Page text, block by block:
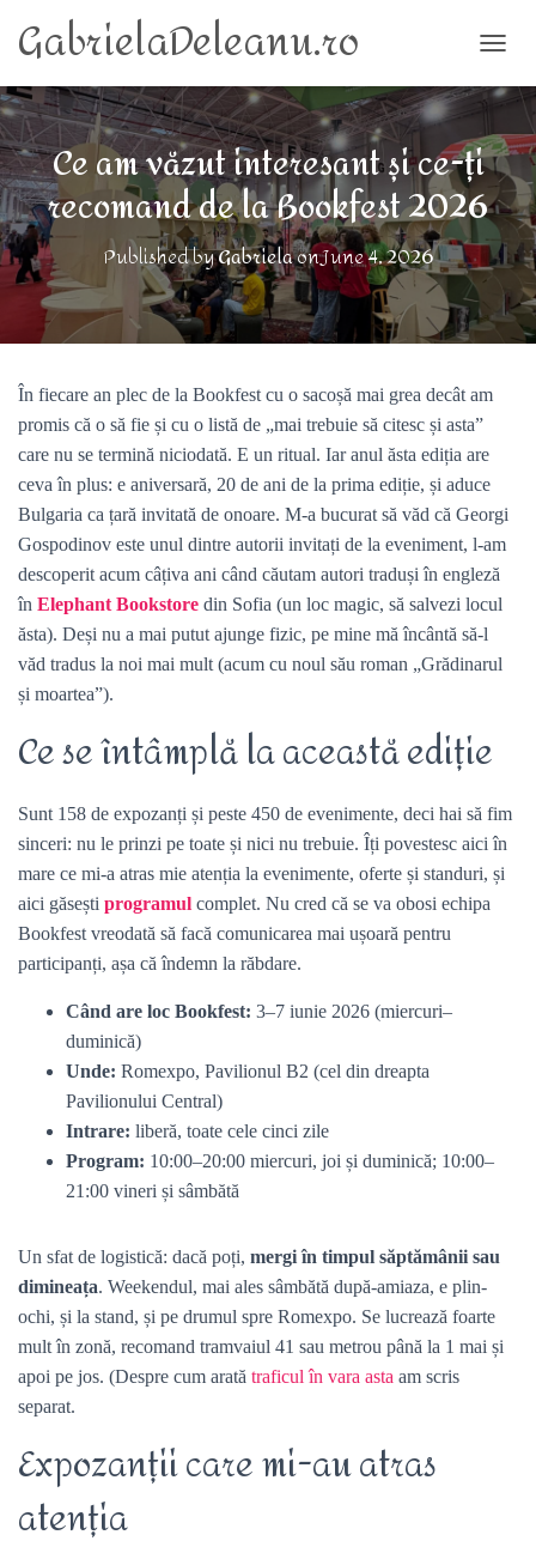
GabrielaDeleanu.ro
Ce am văzut interesant și ce-ți
recomand de la Bookfest 2026
Published byGabrielaonJune 4, 2026
În fiecare an plec de la Bookfest cu o sacoșă mai grea decât am
promis că o să fie și cu o listă de „mai trebuie să citesc și asta”
care nu se termină niciodată. E un ritual. Iar anul ăsta ediția are
ceva în plus: e aniversară, 20 de ani de la prima ediție, și aduce
Bulgaria ca țară invitată de onoare. M-a bucurat să văd că Georgi
Gospodinov este unul dintre autorii invitați de la eveniment, l-am
descoperit acum câțiva ani când căutam autori traduși în engleză
în Elephant Bookstore din Sofia (un loc magic, să salvezi locul
ăsta). Deși nu a mai putut ajunge fizic, pe mine mă încântă să-l
văd tradus la noi mai mult (acum cu noul său roman „Grădinarul
și moartea”).
Ce se întâmplă la această ediție
Sunt 158 de expozanți și peste 450 de evenimente, deci hai să fim
sinceri: nu le prinzi pe toate și nici nu trebuie. Îți povestesc aici în
mare ce mi-a atras mie atenția la evenimente, oferte și standuri, și
aici găsești programul complet. Nu cred că se va obosi echipa
Bookfest vreodată să facă comunicarea mai ușoară pentru
participanți, așa că îndemn la răbdare.
Când are loc Bookfest: 3–7 iunie 2026 (miercuri–
duminică)
Unde: Romexpo, Pavilionul B2 (cel din dreapta
Pavilionului Central)
Intrare: liberă, toate cele cinci zile
Program: 10:00–20:00 miercuri, joi și duminică; 10:00–
21:00 vineri și sâmbătă
Un sfat de logistică: dacă poți, mergi în timpul săptămânii sau
dimineața. Weekendul, mai ales sâmbătă după-amiaza, e plin-
ochi, și la stand, și pe drumul spre Romexpo. Se lucrează foarte
mult în zonă, recomand tramvaiul 41 sau metrou până la 1 mai și
apoi pe jos. (Despre cum arată traficul în vara asta am scris
separat.
Expozanții care mi-au atras
atenția